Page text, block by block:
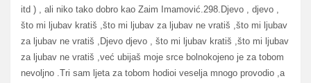
itd ) , ali niko tako dobro kao Zaim Imamović.298.Djevo , djevo ,
što mi ljubav kratiš ,što mi ljubav za ljubav ne vratiš ,što mi ljubav
za ljubav ne vratiš ,Djevo djevo , što mi ljubav kratiš ,što mi ljubav
za ljubav ne vratiš ,već ubijaš moje srce bolnokojeno je za tobom
nevoljno .Tri sam ljeta za tobom hodioi veselja mnogo provodio ,a